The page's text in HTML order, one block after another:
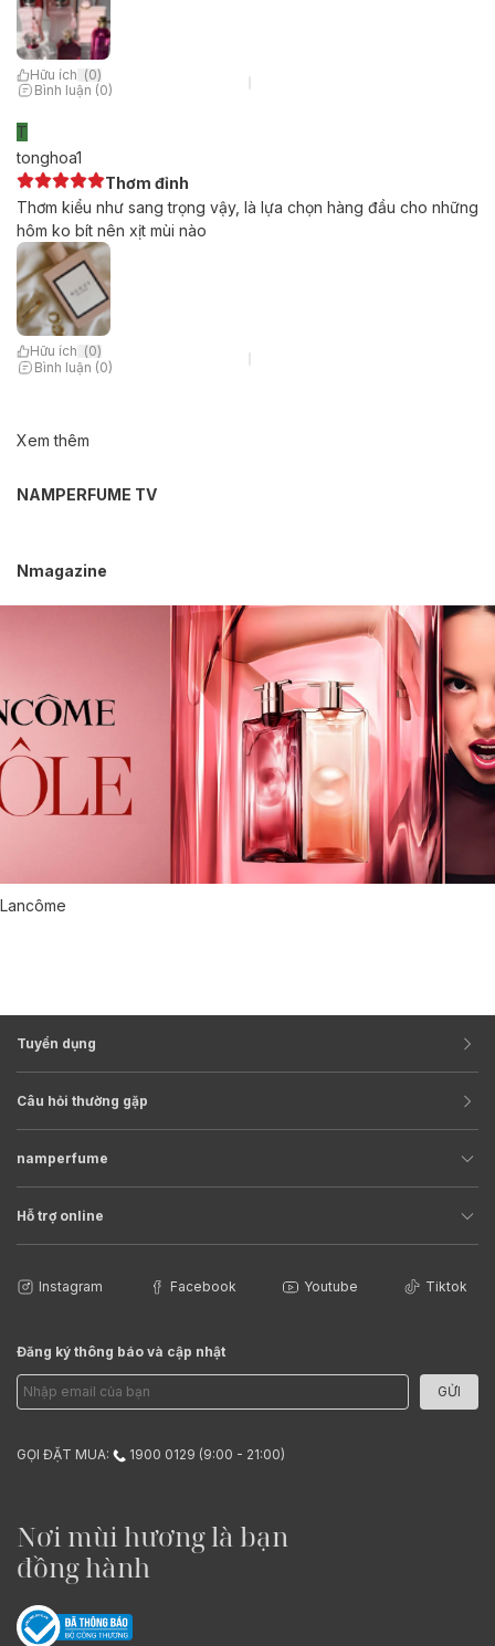
Hữu ích (0)
Bình luận (0)
T
tonghoa1
Thơm đỉnh
Thơm kiểu như sang trọng vậy, là lựa chọn hàng đầu cho những
hôm ko bít nên xịt mùi nào
Hữu ích (0)
Bình luận (0)
Xem thêm
NAMPERFUME TV
Nmagazine
Lancôme
Tuyển dụng
Câu hỏi thường gặp
namperfume
Hỗ trợ online
Instagram Facebook Youtube Tiktok
Đăng ký thông báo và cập nhật
GỬI
GỌI ĐẶT MUA: 1900 0129 (9:00 - 21:00)
Nơi mùi hương là bạn
đồng hành